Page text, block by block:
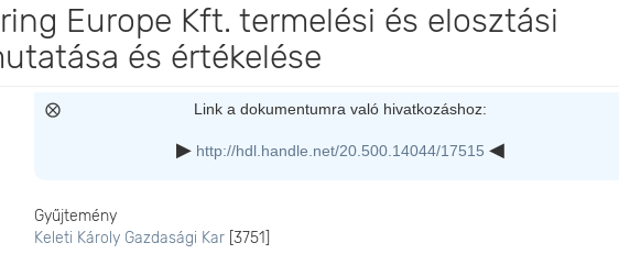
Europe Kft. termelési és elosztási
és értékelése
Link a dokumentumra való hivatkozáshoz:
http://hdl.handle.net/20.500.14044/17515
Gyűjtemény
Keleti Károly Gazdasági Kar [3751]